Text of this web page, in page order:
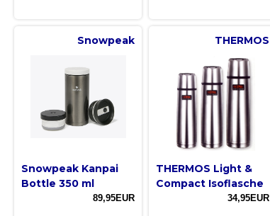
Snowpeak
Snowpeak Kanpai
Bottle 350 ml
89,95EUR
THERMOS
THERMOS Light &
Compact Isoflasche
34,95EUR